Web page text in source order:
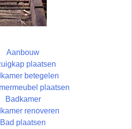
Aanbouw
plaatsen
betegelen
plaatsen
Badkamer
renoveren
Bad plaatsen